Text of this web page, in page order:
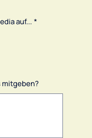
auf... *
mitgeben?